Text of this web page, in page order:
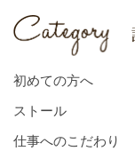
初めての方へ
ストール
仕事へのこだわり